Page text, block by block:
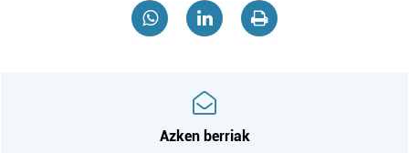
Azken berriak